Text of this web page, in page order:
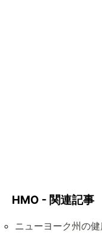
HMO - 関連記事
ニューヨーク州の